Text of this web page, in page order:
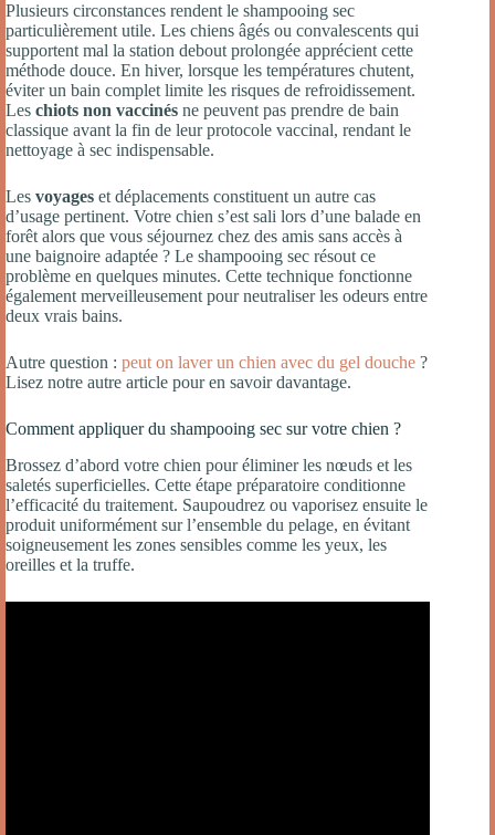
Plusieurs circonstances rendent le shampooing sec
particulièrement utile. Les chiens âgés ou convalescents qui
supportent mal la station debout prolongée apprécient cette
méthode douce. En hiver, lorsque les températures chutent,
éviter un bain complet limite les risques de refroidissement.
Les chiots non vaccinés ne peuvent pas prendre de bain
classique avant la fin de leur protocole vaccinal, rendant le
nettoyage à sec indispensable.
Les voyages et déplacements constituent un autre cas
d’usage pertinent. Votre chien s’est sali lors d’une balade en
forêt alors que vous séjournez chez des amis sans accès à
une baignoire adaptée ? Le shampooing sec résout ce
problème en quelques minutes. Cette technique fonctionne
également merveilleusement pour neutraliser les odeurs entre
deux vrais bains.
Autre question : peut on laver un chien avec du gel douche ?
Lisez notre autre article pour en savoir davantage.
Comment appliquer du shampooing sec sur votre chien ?
Brossez d’abord votre chien pour éliminer les nœuds et les
saletés superficielles. Cette étape préparatoire conditionne
l’efficacité du traitement. Saupoudrez ou vaporisez ensuite le
produit uniformément sur l’ensemble du pelage, en évitant
soigneusement les zones sensibles comme les yeux, les
oreilles et la truffe.